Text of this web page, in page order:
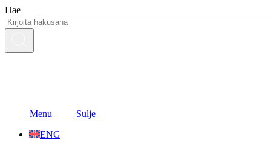
Siirry
sisältöön
Hae
Menu
Sulje
ENG